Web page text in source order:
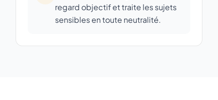
regard objectif et traite les sujets
sensibles en toute neutralité.